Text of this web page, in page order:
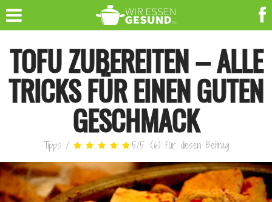
TOFU ZUBEREITEN – ALLE
TRICKS FÜR EINEN GUTEN
GESCHMACK
Tipps / 5/5 (6) für diesen Beitrag